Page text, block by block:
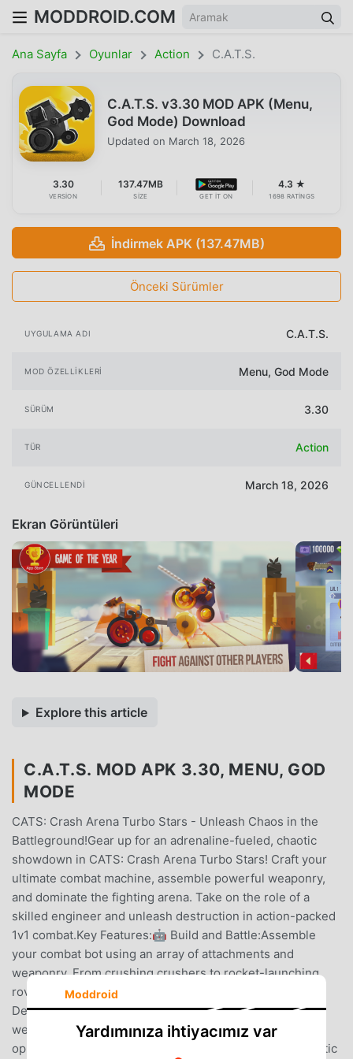
MODDROID.COM
Ana Sayfa Oyunlar Action C.A.T.S.
C.A.T.S. v3.30 MOD APK (Menu,
God Mode) Download
Updated on March 18, 2026
3.30
VERSION
137.47MB
SIZE GET IT ON
4.3 ★
1698 RATINGS
İndirmek APK (137.47MB)
Önceki Sürümler
UYGULAMA ADI C.A.T.S.
MOD ÖZELLIKLERI Menu, God Mode
SÜRÜM 3.30
TÜR Action
GÜNCELLENDI March 18, 2026
Ekran Görüntüleri
Explore this article
C.A.T.S. MOD APK 3.30, MENU, GOD
MODE
CATS: Crash Arena Turbo Stars - Unleash Chaos in the
Battleground!Gear up for an adrenaline-fueled, chaotic
showdown in CATS: Crash Arena Turbo Stars! Craft your
ultimate combat machine, assemble powerful weaponry,
and dominate the fighting arena. Take on the role of a
skilled engineer and unleash destruction in action-packed
1v1 combat.Key Features:🤖 Build and Battle:Assemble
your combat bot using an array of attachments and
weaponry. From crushing crushers to rocket-launching
rovers, design your ultimate fighting machine.🚀
Destructive Weapons:Arm yourself with an arsenal of
weapons, including rockets, blades, and more. Demolish
opponents and watch as the battlefield turns into a chaotic
Moddroid
Yardımınıza ihtiyacımız var